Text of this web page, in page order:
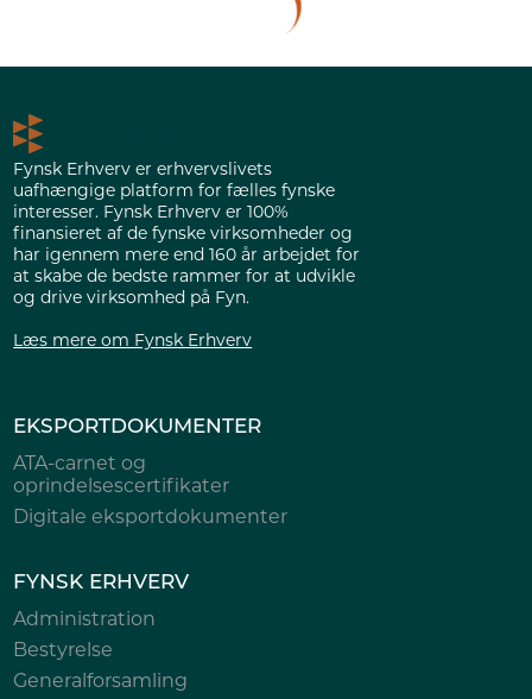
Fynsk Erhverv er erhvervslivets
uafhængige platform for fælles fynske
interesser. Fynsk Erhverv er 100%
finansieret af de fynske virksomheder og
har igennem mere end 160 år arbejdet for
at skabe de bedste rammer for at udvikle
og drive virksomhed på Fyn.
Læs mere om Fynsk Erhverv
EKSPORTDOKUMENTER
ATA-carnet og
oprindelsescertifikater
Digitale eksportdokumenter
FYNSK ERHVERV
Administration
Bestyrelse
Generalforsamling